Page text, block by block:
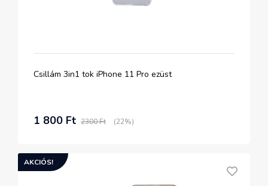
Csillám 3in1 tok iPhone 11 Pro ezüst
1 800 Ft 2300 Ft (22%)
AKCIÓS!